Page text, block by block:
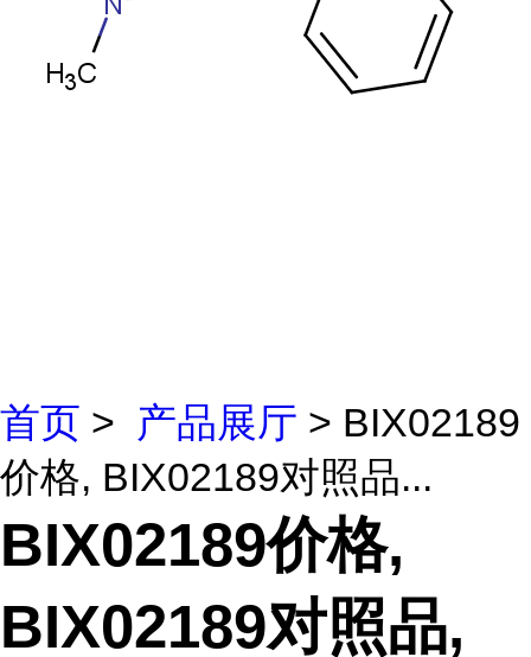
首页 > 产品展厅 > BIX02189
价格, BIX02189对照品...
BIX02189价格,
BIX02189对照品,